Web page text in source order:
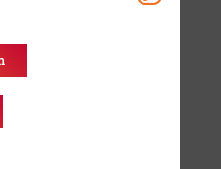
Anmeldung)
HSB